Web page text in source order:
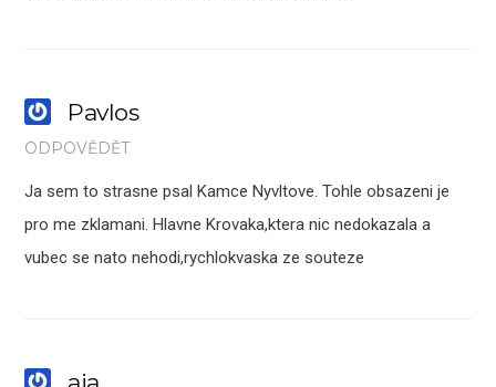
Pavlos
ODPOVĚDĚT
Ja sem to strasne psal Kamce Nyvltove. Tohle obsazeni je
pro me zklamani. Hlavne Krovaka,ktera nic nedokazala a
vubec se nato nehodi,rychlokvaska ze souteze